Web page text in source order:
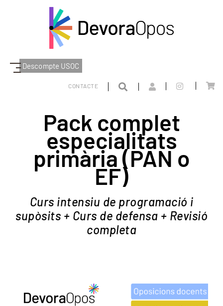
Descompte USOC
CONTACTE
CATALUNYA
PACK COMPLET PAN O EF
Pack complet
especialitats
primària (PAN o
EF)
Curs intensiu de programació i
supòsits + Curs de defensa + Revisió
completa